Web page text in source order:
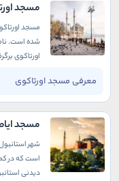
مسجد
معرفی مسجد اورتاکوی
مسجد
شده است.
اورتاکوی
مسجد
شهر
است که در
دیدنی